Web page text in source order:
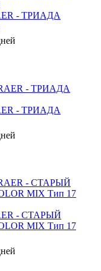
- ТРИАДА
- ТРИАДА
- СТАРЫЙ
MIX Тип 17